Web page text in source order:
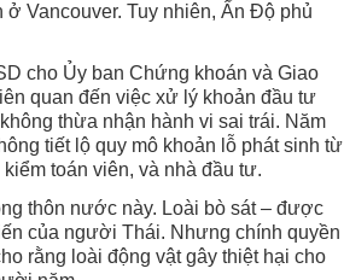
Vancouver. Tuy nhiên, Ấn Độ phủ
cho Ủy ban Chứng khoán và Giao
quan đến việc xử lý khoản đầu tư
thừa nhận hành vi sai trái. Năm
tiết lộ quy mô khoản lỗ phát sinh từ
toán viên, và nhà đầu tư.
thôn nước này. Loài bò sát – được
của người Thái. Nhưng chính quyền
rằng loài động vật gây thiệt hại cho